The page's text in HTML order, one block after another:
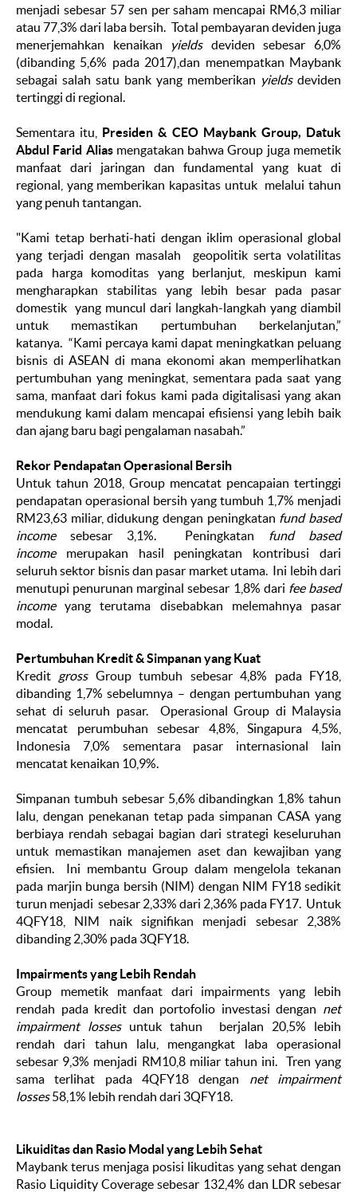
menjadi sebesar 57 sen per saham mencapai RM6,3 miliar
atau 77,3% dari laba bersih. Total pembayaran deviden juga
menerjemahkan kenaikan yieldsdeviden sebesar 6,0%
(dibanding 5,6% pada 2017),dan menempatkan Maybank
sebagai salah satu bank yang memberikan yieldsdeviden
tertinggi di regional.
Sementara itu, Presiden & CEO Maybank Group, Datuk
Abdul Farid Aliasmengatakan bahwa Group juga memetik
manfaat dari jaringan dan fundamental yang kuat di
regional, yang memberikan kapasitas untuk melalui tahun
yang penuh tantangan.
"Kami tetap berhati-hati dengan iklim operasional global
yang terjadi dengan masalah geopolitik serta volatilitas
pada harga komoditas yang berlanjut, meskipun kami
mengharapkan stabilitas yang lebih besar pada pasar
domestik yang muncul dari langkah-langkah yang diambil
untuk memastikan pertumbuhan berkelanjutan,”
katanya. “Kami percaya kami dapat meningkatkan peluang
bisnis di ASEAN di mana ekonomi akan memperlihatkan
pertumbuhan yang meningkat, sementara pada saat yang
sama, manfaat dari fokus kami pada digitalisasi yang akan
mendukung kami dalam mencapai efisiensi yang lebih baik
dan ajang baru bagi pengalaman nasabah.”
Rekor Pendapatan Operasional Bersih
Untuk tahun 2018, Group mencatat pencapaian tertinggi
pendapatan operasional bersih yang tumbuh 1,7% menjadi
RM23,63 miliar, didukung dengan peningkatan fund based
incomesebesar 3,1%. Peningkatan fund based
incomemerupakan hasil peningkatan kontribusi dari
seluruh sektor bisnis dan pasar market utama. Ini lebih dari
menutupi penurunan marginal sebesar 1,8% dari fee based
incomeyang terutama disebabkan melemahnya pasar
modal.
Pertumbuhan Kredit & Simpanan yang Kuat
Kredit grossGroup tumbuh sebesar 4,8% pada FY18,
dibanding 1,7% sebelumnya – dengan pertumbuhan yang
sehat di seluruh pasar. Operasional Group di Malaysia
mencatat perumbuhan sebesar 4,8%, Singapura 4,5%,
Indonesia 7,0% sementara pasar internasional lain
mencatat kenaikan 10,9%.
Simpanan tumbuh sebesar 5,6% dibandingkan 1,8% tahun
lalu, dengan penekanan tetap pada simpanan CASA yang
berbiaya rendah sebagai bagian dari strategi keseluruhan
untuk memastikan manajemen aset dan kewajiban yang
efisien. Ini membantu Group dalam mengelola tekanan
pada marjin bunga bersih (NIM) dengan NIM FY18 sedikit
turun menjadi sebesar 2,33% dari 2,36% pada FY17. Untuk
4QFY18, NIM naik signifikan menjadi sebesar 2,38%
dibanding 2,30% pada 3QFY18.
Impairments yang Lebih Rendah
Group memetik manfaat dari impairments yang lebih
rendah pada kredit dan portofolio investasi dengan net
impairment lossesuntuk tahun berjalan 20,5% lebih
rendah dari tahun lalu, mengangkat laba operasional
sebesar 9,3% menjadi RM10,8 miliar tahun ini. Tren yang
sama terlihat pada 4QFY18 dengan net impairment
losses58,1% lebih rendah dari 3QFY18.
Likuiditas dan Rasio Modal yang Lebih Sehat
Maybank terus menjaga posisi likuditas yang sehat dengan
Rasio Liquidity Coverage sebesar 132,4% dan LDR sebesar